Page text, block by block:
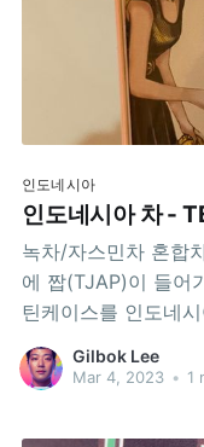
인도네시아
인도네시아 차 -
녹차/자스민차 혼합차
에 짭(TJAP)이 들어
틴케이스를 인도네
kaleng에 들어있는
Tokopedia에서
Gilbok Lee
Mar 4, 2023 • 1